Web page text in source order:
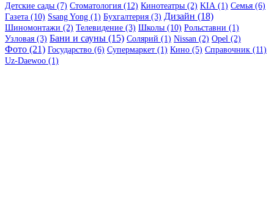
Детские сады (7) Стоматология (12) Кинотеатры (2) KIA (1) Семья (6)
Газета (10) Ssang Yong (1) Бухгалтерия (3) Дизайн (18)
Шиномонтажи (2) Телевидение (3) Школы (10) Рольставни (1)
Узловая (3) Бани и сауны (15) Солярий (1) Nissan (2) Opel (2)
Фото (21) Государство (6) Супермаркет (1) Кино (5) Справочник (11)
Uz-Daewoo (1)